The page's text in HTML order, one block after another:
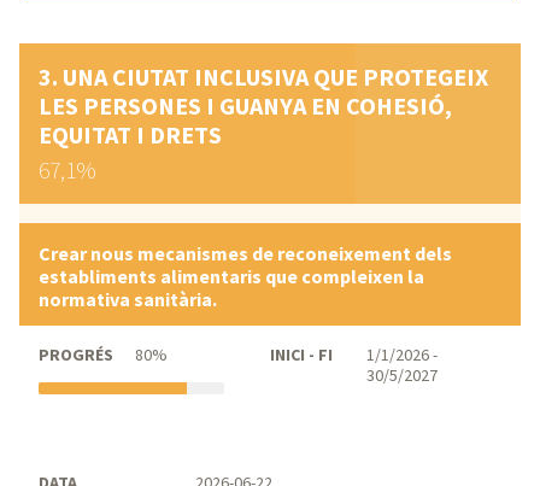
UNA CIUTAT INCLUSIVA QUE PROTEGEIX
LES PERSONES I GUANYA EN COHESIÓ,
EQUITAT I DRETS
67,1%
Crear nous mecanismes de reconeixement dels
establiments alimentaris que compleixen la
normativa sanitària.
PROGRÉS 80% INICI - FI
1/1/2026 -
30/5/2027